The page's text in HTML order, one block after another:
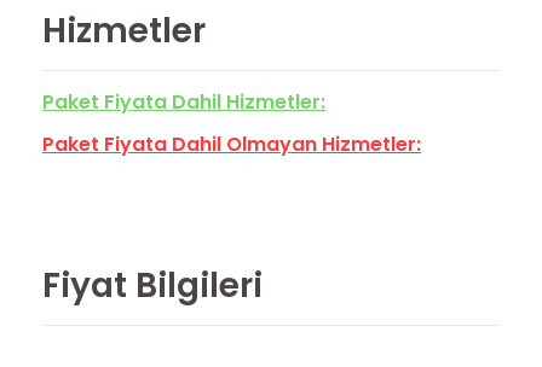
Hizmetler
Paket Fiyata Dahil Hizmetler:
Paket Fiyata Dahil Olmayan Hizmetler:
Fiyat Bilgileri